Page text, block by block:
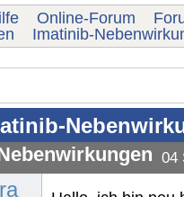
Online-Forum
Imatinib-
04